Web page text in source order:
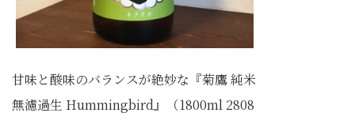
甘味と酸味のバランスが絶妙な『菊鷹 純米
無濾過生 Hummingbird』（1800ml 2808